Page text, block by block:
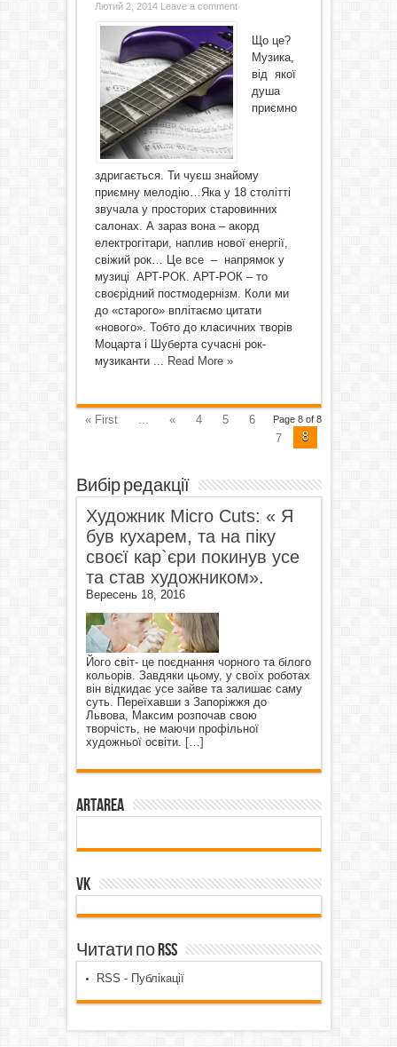
Лютий 2, 2014 Leave a comment
Що це?
Музика,
від якої
душа
приємно
здригається. Ти чуєш знайому
приємну мелодію…Яка у 18 столітті
звучала у просторих старовинних
салонах. А зараз вона – акорд
електрогітари, наплив нової енергії,
свіжий рок… Це все – напрямок у
музиці АРТ-РОК. АРТ-РОК – то
своєрідний постмодернізм. Коли ми
до «старого» вплітаємо цитати
«нового». Тобто до класичних творів
Моцарта і Шуберта сучасні рок-
музиканти ... Read More »
Page 8 of 8
« First ... « 4 5
6
7
8
Вибір редакції
Художник Micro Cuts: « Я
був кухарем, та на піку
своєї кар`єри покинув усе
та став художником».
Вересень 18, 2016
Його світ- це поєднання чорного та білого
кольорів. Завдяки цьому, у своїх роботах
він відкидає усе зайве та залишає саму
суть. Переїхавши з Запоріжжя до
Львова, Максим розпочав свою
творчість, не маючи профільної
художньої освіти. […]
ArtArea
VK
Читати по RSS
RSS - Публікації